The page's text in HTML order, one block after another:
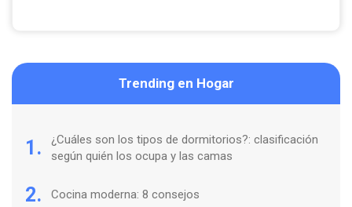
Trending en Hogar
1.
¿Cuáles son los tipos de dormitorios?: clasificación
según quién los ocupa y las camas
2. Cocina moderna: 8 consejos